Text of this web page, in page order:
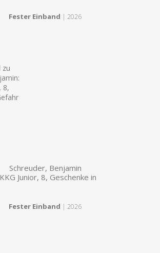
Fester Einband | 2026
Schreuder, Benjamin
Junior, 8, Geschenke in
Fester Einband | 2026